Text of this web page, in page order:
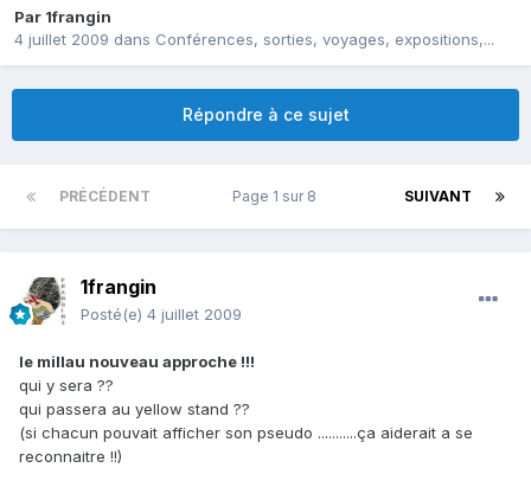
Par 1frangin
4 juillet 2009 dans Conférences, sorties, voyages, expositions,...
Répondre à ce sujet
PRÉCÉDENT SUIVANT
Page 1 sur 8
1frangin
Posté(e) 4 juillet 2009
le millau nouveau approche !!!
qui y sera ??
qui passera au yellow stand ??
(si chacun pouvait afficher son pseudo ...........ça aiderait a se
reconnaitre !!)